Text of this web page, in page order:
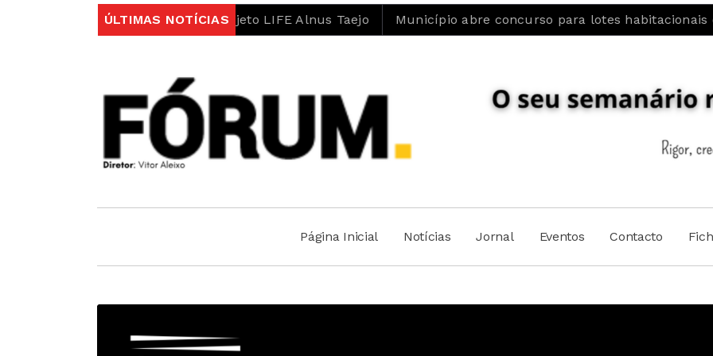
ÚLTIMAS NOTÍCIAS
no âmbito do projeto LIFE Alnus Taejo Município abre concurso para lotes habitacionais e reforça
Página Inicial Notícias Jornal Eventos Contacto